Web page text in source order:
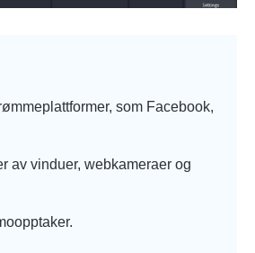
som Facebook,
av vinduer, webkameraer og